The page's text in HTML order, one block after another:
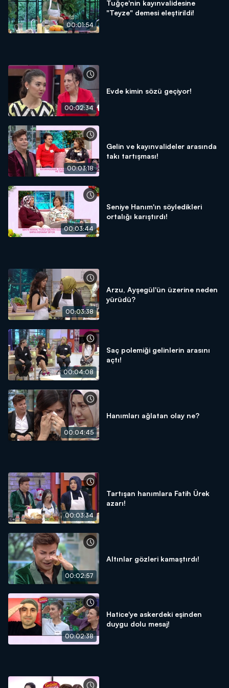
00:01:54
Tuğçe'nin kayınvalidesine
"Teyze" demesi eleştirildi!
00:02:34
Evde kimin sözü geçiyor!
00:03:18
Gelin ve kayınvalideler arasında
takı tartışması!
00:03:44
Seniye Hanım'ın söyledikleri
ortalığı karıştırdı!
00:03:38
Arzu, Ayşegül'ün üzerine neden
yürüdü?
00:04:08
Saç polemiği gelinlerin arasını
açtı!
00:04:45
Hanımları ağlatan olay ne?
00:03:34
Tartışan hanımlara Fatih Ürek
azarı!
00:02:57
Altınlar gözleri kamaştırdı!
00:02:38
Hatice'ye askerdeki eşinden
duygu dolu mesaj!